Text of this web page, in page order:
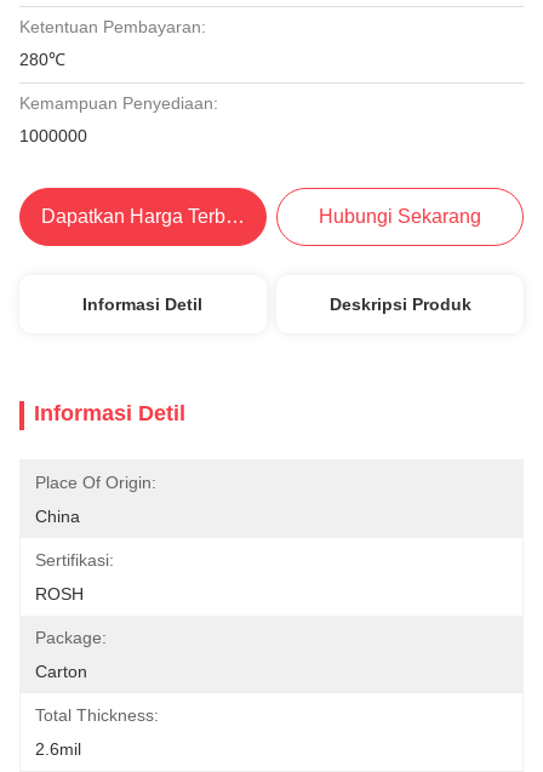
Ketentuan Pembayaran:
280℃
Kemampuan Penyediaan:
1000000
Dapatkan Harga Terbaik Hubungi Sekarang
Informasi Detil Deskripsi Produk
Informasi Detil
Place Of Origin:
China
Sertifikasi:
ROSH
Package:
Carton
Total Thickness:
2.6mil